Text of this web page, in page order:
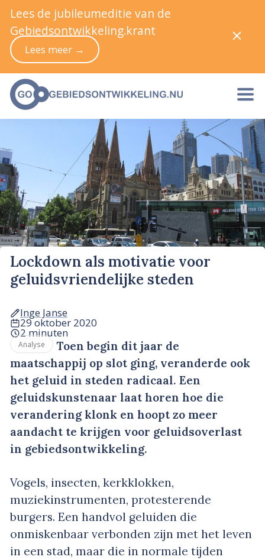
Lockdown als motivatie voor
geluidsvriendelijke steden
Inge Janse
29 oktober 2020
2 minuten
Analyse
Toen begin dit jaar de
maatschappij op slot ging, veranderde ook
het geluid in steden radicaal. Een
geluidskunstenaar laat horen hoe die
verandering klonk en hoopt zo meer
aandacht te krijgen voor geluidsoverlast
in gebiedsontwikkeling.
Vogels, insecten, kerkklokken,
muziekinstrumenten, protesterende
burgers. Een handvol geluiden die
onmiskenbaar verbonden zijn met het leven
in een stad, maar die in normale tijden
Lees de jubileumeditie van de
Gebiedsontwikkeling.krant
Lees meer →